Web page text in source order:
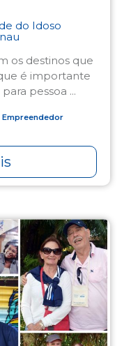
do Idoso
os destinos que
é importante
pessoa ...